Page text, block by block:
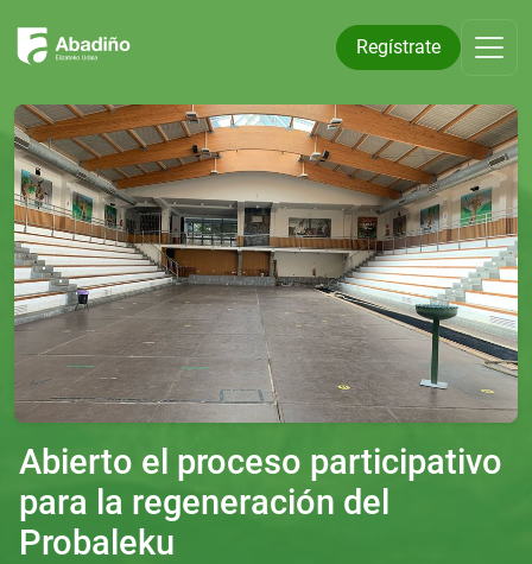
Regístrate
Abierto el proceso participativo
para la regeneración del
Probaleku